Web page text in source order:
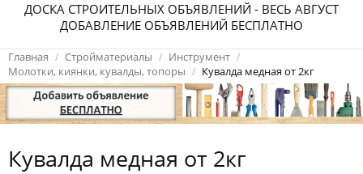
ДОСКА СТРОИТЕЛЬНЫХ ОБЪЯВЛЕНИЙ - ВЕСЬ АВГУСТ
ДОБАВЛЕНИЕ ОБЪЯВЛЕНИЙ БЕСПЛАТНО
Главная Стройматериалы
Инструмент
Молотки, киянки, кувалды, топоры
Кувалда медная от 2кг
Кувалда медная от 2кг